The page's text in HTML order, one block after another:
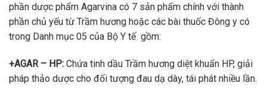
phần dược phẩm Agarvina có 7 sản phẩm chính với thành
phần chủ yếu từ Trầm hương hoặc các bài thuốc Đông y có
trong Danh mục 05 của Bộ Y tế gồm:
+AGAR – HP: Chứa tinh dầu Trầm hương diệt khuẩn HP, giải
pháp thảo dược cho đối tượng đau dạ dày, tái phát nhiều lần.